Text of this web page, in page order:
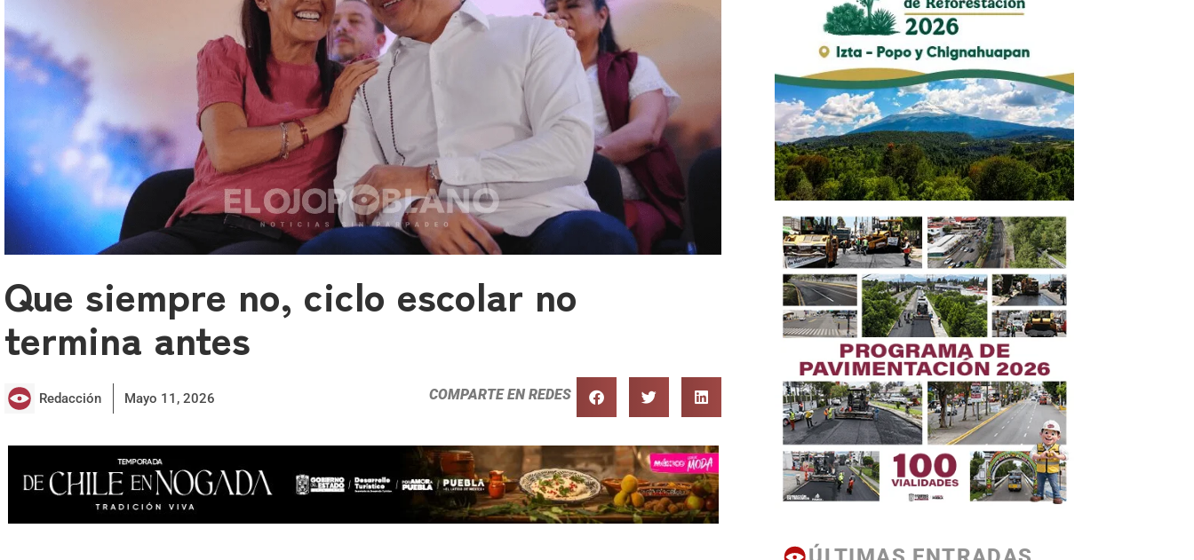
Que siempre no, ciclo escolar no
termina antes
Redacción Mayo 11, 2026 COMPARTE EN REDES